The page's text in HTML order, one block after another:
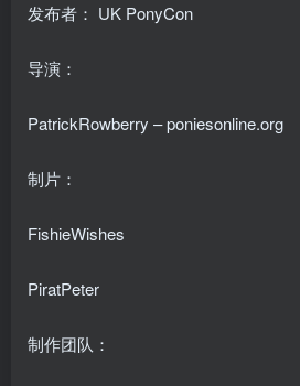
发布者： UK PonyCon
导演：
PatrickRowberry – poniesonline.org
制片：
FishieWishes
PiratPeter
制作团队：